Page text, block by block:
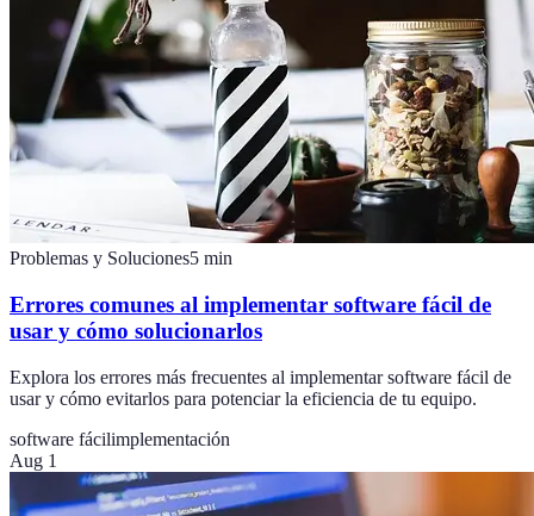
Problemas y Soluciones5 min
Errores comunes al implementar software fácil de
usar y cómo solucionarlos
Explora los errores más frecuentes al implementar software fácil de
usar y cómo evitarlos para potenciar la eficiencia de tu equipo.
software fácilimplementación
Aug 1